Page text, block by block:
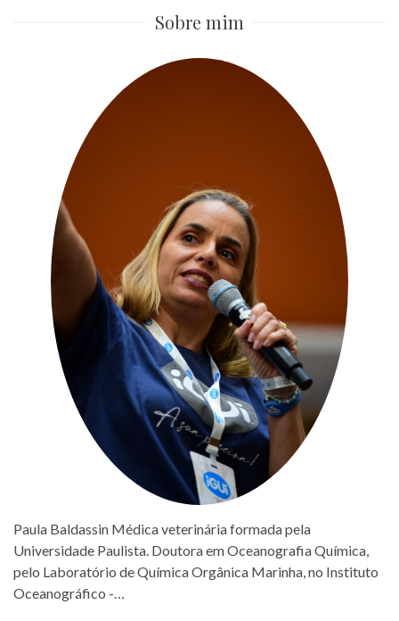
Sobre mim
Paula Baldassin Médica veterinária formada pela
Universidade Paulista. Doutora em Oceanografia Química,
pelo Laboratório de Química Orgânica Marinha, no Instituto
Oceanográfico -…